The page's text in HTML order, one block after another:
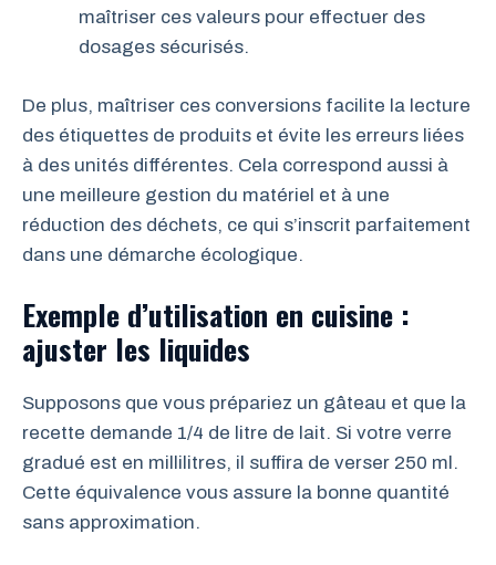
maîtriser ces valeurs pour effectuer des
dosages sécurisés.
De plus, maîtriser ces conversions facilite la lecture
des étiquettes de produits et évite les erreurs liées
à des unités différentes. Cela correspond aussi à
une meilleure gestion du matériel et à une
réduction des déchets, ce qui s’inscrit parfaitement
dans une démarche écologique.
Exemple d’utilisation en cuisine :
ajuster les liquides
Supposons que vous prépariez un gâteau et que la
recette demande 1/4 de litre de lait. Si votre verre
gradué est en millilitres, il suffira de verser 250 ml.
Cette équivalence vous assure la bonne quantité
sans approximation.